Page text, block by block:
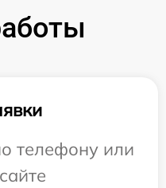
телефону или